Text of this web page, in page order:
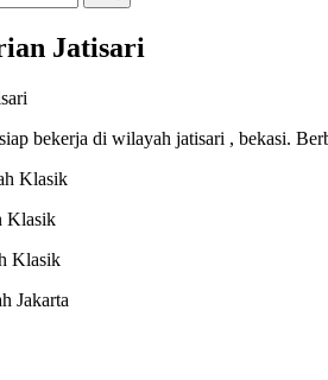
Search
Jatisari
bekerja di wilayah jatisari , bekasi.